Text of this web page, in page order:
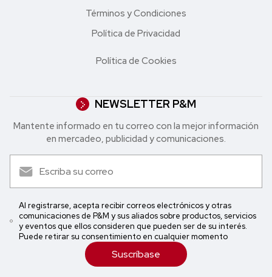
Términos y Condiciones
Política de Privacidad
Política de Cookies
NEWSLETTER P&M
Mantente informado en tu correo con la mejor in formación
en mercadeo, publicidad y comunicaciones.
Al registrarse, acepta recibir correos electrónicos y otras
comunicaciones de P&M y sus aliados sobre productos, servicios
y eventos que ellos consideren que pueden ser de su interés.
Puede retirar su consentimiento en cualquier momento
Suscríbase